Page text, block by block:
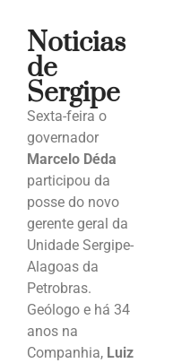
Noticias
de
Sergipe
Sexta-feira o
governador
Marcelo Déda
participou da
posse do novo
gerente geral da
Unidade Sergipe-
Alagoas da
Petrobras.
Geólogo e há 34
anos na
Companhia, Luiz